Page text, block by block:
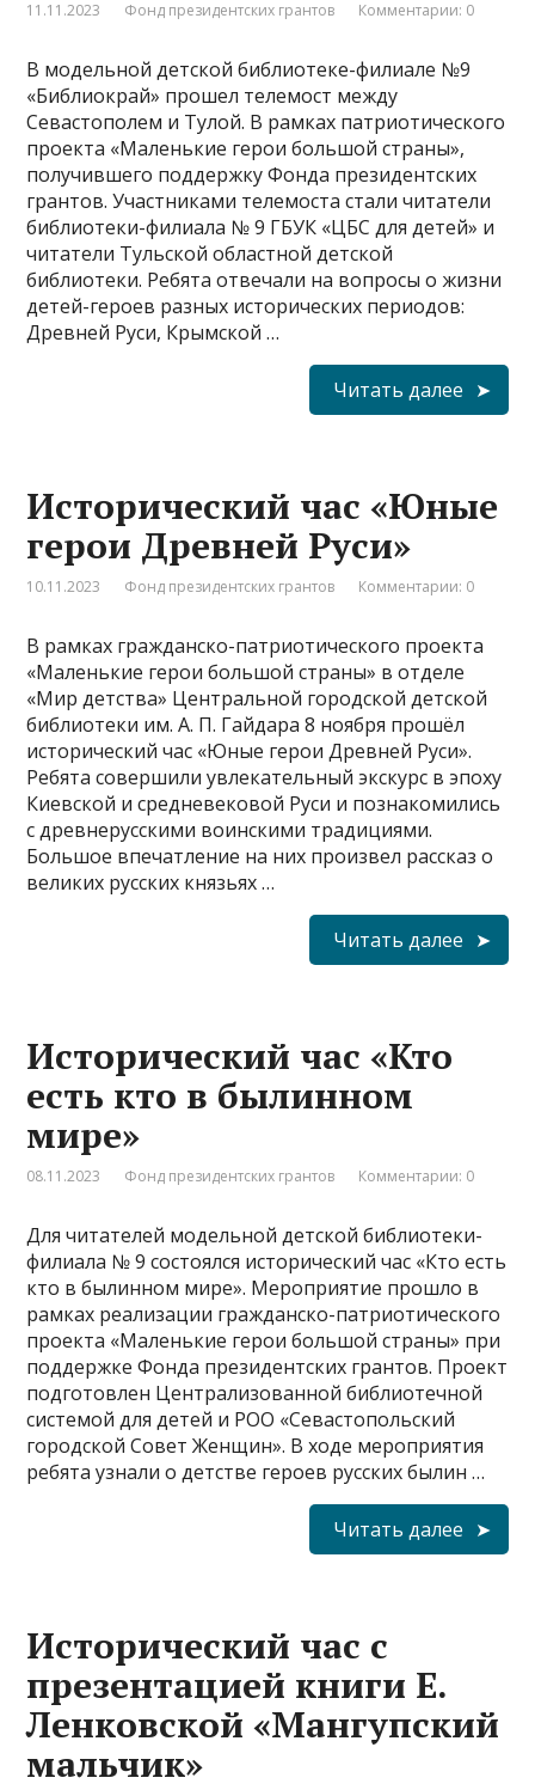
11.11.2023 Фонд президентских грантов Комментарии: 0
В модельной детской библиотеке-филиале №9
«Библиокрай» прошел телемост между
Севастополем и Тулой. В рамках патриотического
проекта «Маленькие герои большой страны»,
получившего поддержку Фонда президентских
грантов. Участниками телемоста стали читатели
библиотеки-филиала № 9 ГБУК «ЦБС для детей» и
читатели Тульской областной детской
библиотеки. Ребята отвечали на вопросы о жизни
детей-героев разных исторических периодов:
Древней Руси, Крымской …
Читать далее
Исторический час «Юные
герои Древней Руси»
10.11.2023 Фонд президентских грантов Комментарии: 0
В рамках гражданско-патриотического проекта
«Маленькие герои большой страны» в отделе
«Мир детства» Центральной городской детской
библиотеки им. А. П. Гайдара 8 ноября прошёл
исторический час «Юные герои Древней Руси».
Ребята совершили увлекательный экскурс в эпоху
Киевской и средневековой Руси и познакомились
с древнерусскими воинскими традициями.
Большое впечатление на них произвел рассказ о
великих русских князьях …
Читать далее
Исторический час «Кто
есть кто в былинном
мире»
08.11.2023 Фонд президентских грантов Комментарии: 0
Для читателей модельной детской библиотеки-
филиала № 9 состоялся исторический час «Кто есть
кто в былинном мире». Мероприятие прошло в
рамках реализации гражданско-патриотического
проекта «Маленькие герои большой страны» при
поддержке Фонда президентских грантов. Проект
подготовлен Централизованной библиотечной
системой для детей и РОО «Севастопольский
городской Совет Женщин». В ходе мероприятия
ребята узнали о детстве героев русских былин …
Читать далее
Исторический час с
презентацией книги Е.
Ленковской «Мангупский
мальчик»